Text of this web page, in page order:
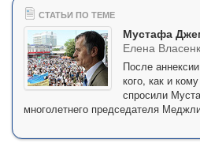
СТАТЬИ ПО ТЕМЕ
Мустафа
Елена
После
кого, как и
спросили
многолетнего председателя